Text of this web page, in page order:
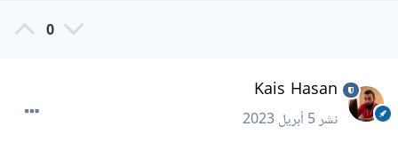
0
Kais Hasan
نشر5 أبريل 2023